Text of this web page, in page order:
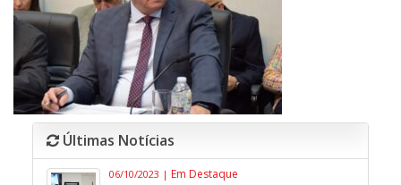
Últimas Notícias
06/10/2023 | Em Destaque